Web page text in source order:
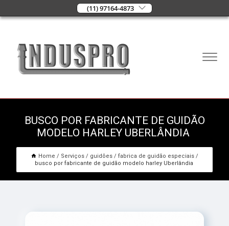
(11) 97164-4873
BUSCO POR FABRICANTE DE GUIDÃO
MODELO HARLEY UBERLÂNDIA
Home Serviços guidões
fabrica de guidão especiais
busco por fabricante de guidão modelo harley Uberlândia